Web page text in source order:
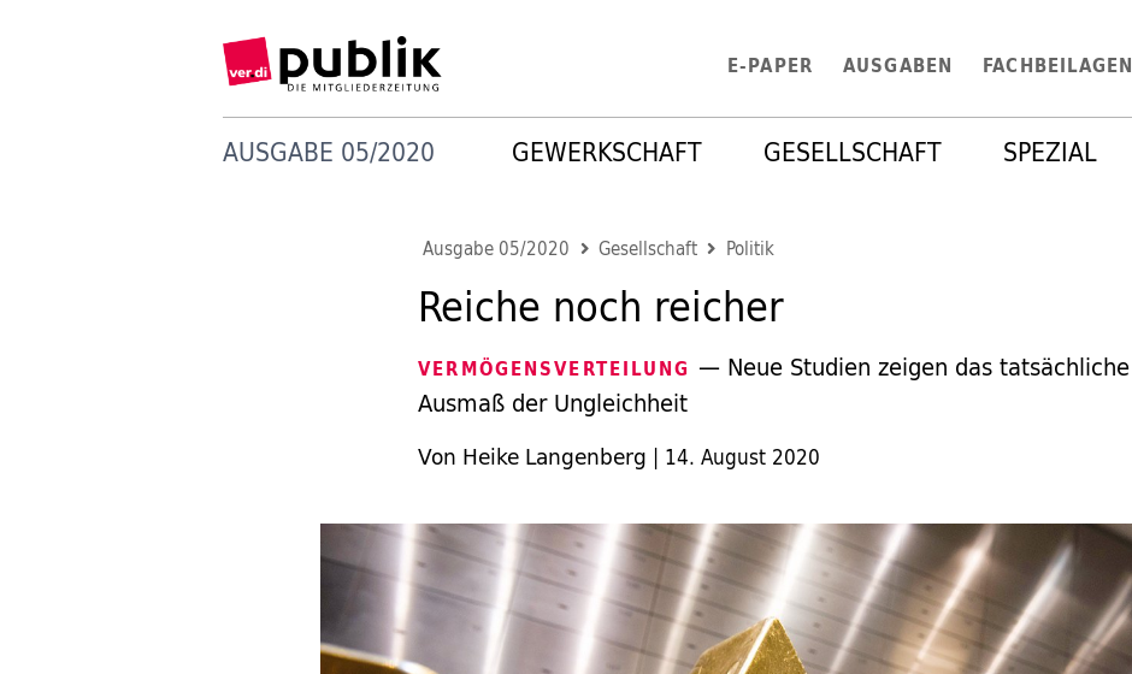
E-PAPER AUSGABEN FACHBEILAGEN
AUSGABE 05/2020 GEWERKSCHAFT GESELLSCHAFT SPEZIAL
Ausgabe 05/2020 Gesellschaft Politik
Reiche noch reicher
VERMÖGENSVERTEILUNG — Neue Studien zeigen das tatsächliche
Ausmaß der Ungleichheit
Von Heike Langenberg | 14. August 2020